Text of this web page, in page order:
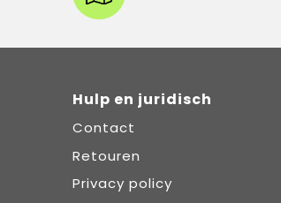
Hulp en juridisch
Contact
Retouren
Privacy policy